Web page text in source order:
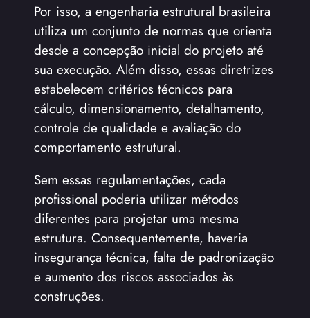
Por isso, a engenharia estrutural brasileira
utiliza um conjunto de normas que orienta
desde a concepção inicial do projeto até
sua execução. Além disso, essas diretrizes
estabelecem critérios técnicos para
cálculo, dimensionamento, detalhamento,
controle de qualidade e avaliação do
comportamento estrutural.
Sem essas regulamentações, cada
profissional poderia utilizar métodos
diferentes para projetar uma mesma
estrutura. Consequentemente, haveria
insegurança técnica, falta de padronização
e aumento dos riscos associados às
construções.